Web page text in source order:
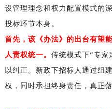
设管理理念和权力配置模式的
投标环节本身。
首先，该《办法》的出台有望
人责权统一。 传统模式下“专家
以纠正。新政下招标人通过组
权，同时承担终身责任，真正